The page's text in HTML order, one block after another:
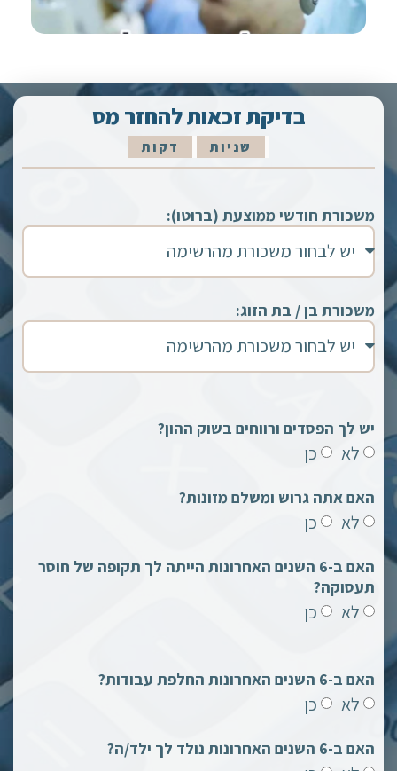
בדיקת זכאות להחזר מס
דקות שניות
משכורת חודשי ממוצעת (ברוטו):
משכורת בן / בת הזוג:
יש לך הפסדים ורווחים בשוק ההון?
לא כן
האם אתה גרוש ומשלם מזונות?
לא כן
האם ב-6 השנים האחרונות הייתה לך תקופה של חוסר
תעסוקה?
לא כן
האם ב-6 השנים האחרונות החלפת עבודות?
לא כן
האם ב-6 השנים האחרונות נולד לך ילד/ה?